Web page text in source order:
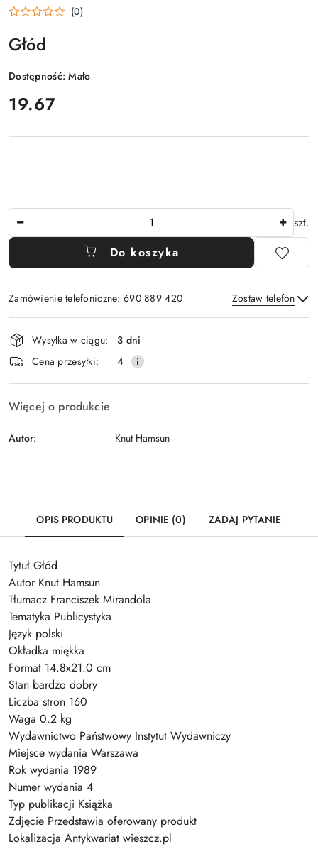
(0)
Głód
Dostępność:Mało
cena:
19.67
szt.
Do koszyka
Zamówienie telefoniczne: 690 889 420 Zostaw telefon
Wyślij
Dostępność
i
dostawa
Wysyłka w ciągu:
3 dni
Cena przesyłki:
4
Więcej o produkcie
Autor: Knut Hamsun
OPIS PRODUKTU OPINIE (0) ZADAJ PYTANIE
Tytuł Głód
Autor Knut Hamsun
Tłumacz Franciszek Mirandola
Tematyka Publicystyka
Język polski
Okładka miękka
Format 14.8x21.0 cm
Stan bardzo dobry
Liczba stron 160
Waga 0.2 kg
Wydawnictwo Państwowy Instytut Wydawniczy
Miejsce wydania Warszawa
Rok wydania 1989
Numer wydania 4
Typ publikacji Książka
Zdjęcie Przedstawia oferowany produkt
Lokalizacja Antykwariat wieszcz.pl